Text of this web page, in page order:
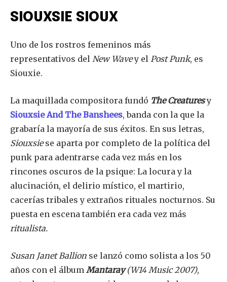
Únete a nuestra comunidad de
SUSCRIPTORES y sea parte de la
conversación.
Para suscribirse, simplemente ingrese su dirección de correo
electrónico en nuestro sitio web o haga clic en el botón de
suscripción a continuación. No se preocupe, respetamos su
privacidad y no enviaremos spam a su bandeja de entrada.
SIOUXSIE SIOUX
Uno de los rostros femeninos más
representativos del New Wavey el Post Punk, es
Siouxie.
La maquillada compositora fundó The Creatures y
Siouxsie And The Banshees, banda con la que la
grabaría la mayoría de sus éxitos. En sus letras,
Siouxsiese aparta por completo de la política del
punk para adentrarse cada vez más en los
rincones oscuros de la psique: La locura y la
alucinación, el delirio místico, el martirio,
cacerías tribales y extraños rituales nocturnos. Su
puesta en escena también era cada vez más
ritualista.
Susan Janet Ballion se lanzó como solista a los 50
años con el álbum Mantaray(W14 Music 2007),